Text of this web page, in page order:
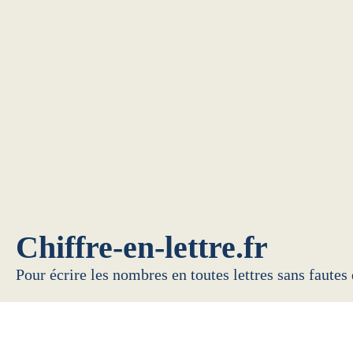
Chiffre-en-lettre.fr
Pour écrire les nombres en toutes lettres sans